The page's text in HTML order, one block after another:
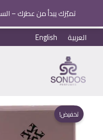
تميّزك يبدأ من عطرك –
تخطي
إلى
العربية English
تخفيض!